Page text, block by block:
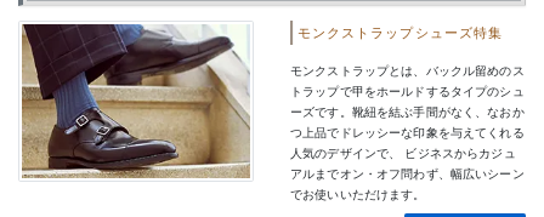
モンクストラップシューズ特集
モンクストラップとは、バックル留めのス
トラップで甲をホールドするタイプのシュ
ーズです。靴紐を結ぶ手間がなく、なおか
つ上品でドレッシーな印象を与えてくれる
人気のデザインで、 ビジネスからカジュ
アルまでオン・オフ問わず、幅広いシーン
でお使いいただけます。